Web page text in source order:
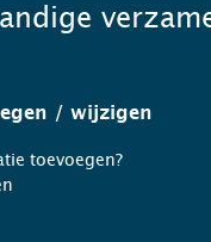
/ wijzigen
toevoegen?